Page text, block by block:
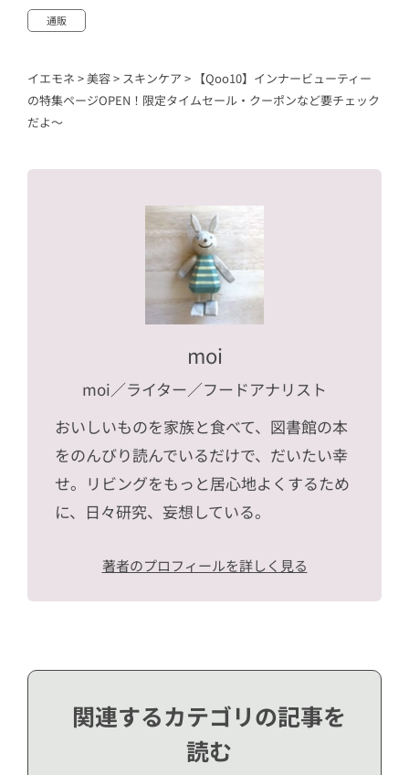
通販
イエモネ >美容> スキンケア > 【Qoo10】インナービューティー
の特集ページOPEN！限定タイムセール・クーポンなど要チェック
だよ～
moi
moi／ライター／フードアナリスト
おいしいものを家族と食べて、図書館の本
をのんびり読んでいるだけで、だいたい幸
せ。リビングをもっと居心地よくするため
に、日々研究、妄想している。
著者のプロフィールを詳しく見る
関連するカテゴリの記事を
読む